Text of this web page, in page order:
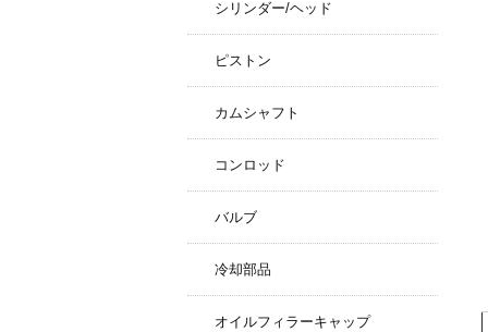
シリンダー/ヘッド
ピストン
カムシャフト
コンロッド
バルブ
冷却部品
オイルフィラーキャップ